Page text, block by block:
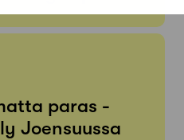
paras -
Joensuussa